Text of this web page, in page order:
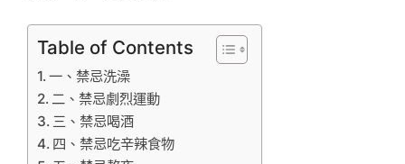
Table of Contents
一、禁忌洗澡
二、禁忌劇烈運動
三、禁忌喝酒
四、禁忌吃辛辣食物